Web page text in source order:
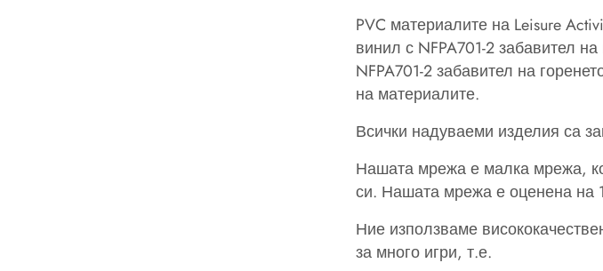
PVC материалите на Leisure
винил с NFPA701-2 забавител
NFPA701-2 забавител на
на материалите.
Всички надуваеми изделия са
Нашата мрежа е малка мрежа,
си. Нашата мрежа е оценена на
Ние използваме
за много игри, т.е.